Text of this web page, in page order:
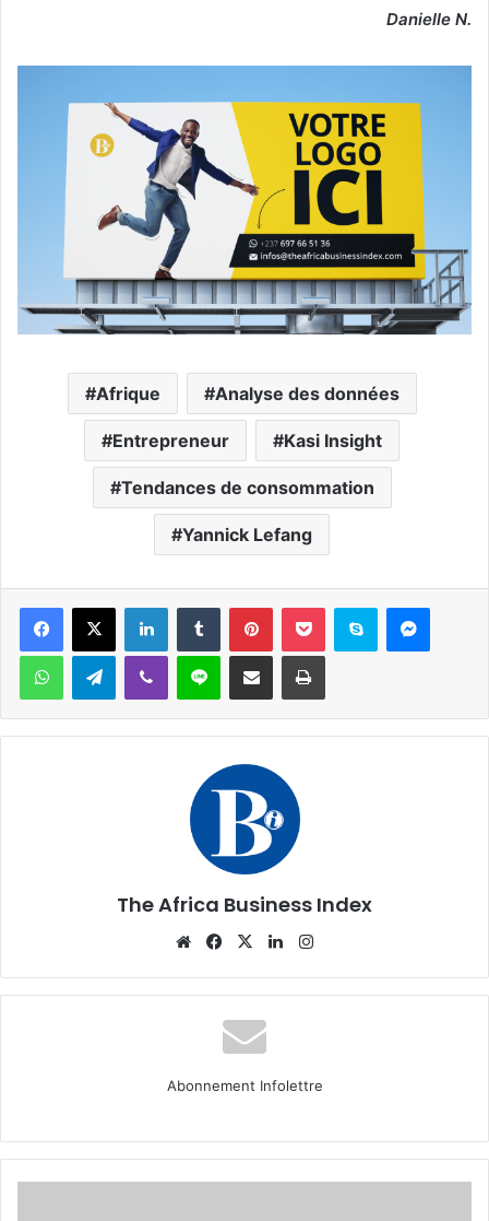
Danielle N.
Afrique Analyse des données
Entrepreneur Kasi Insight
Tendances de consommation
Yannick Lefang
Facebook
X LinkedinTumblr PinterestPocket Skype
WhatsAppTelegramViber Ligne Partager par email Imprimer
The Africa Business Index
WebsiteFacebook
X Linkedin
Abonnement Infolettre